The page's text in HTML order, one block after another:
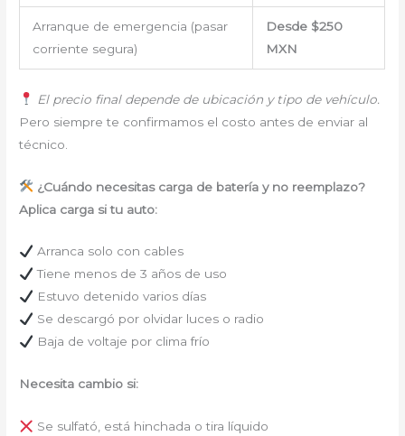
Arranque de emergencia (pasar
corriente segura)
Desde $250
MXN
El precio final depende de ubicación y tipo de vehículo.
Pero siempre te confirmamos el costo antes de enviar al
técnico.
¿Cuándo necesitas carga de batería y no reemplazo?
Aplica carga si tu auto:
Arranca solo con cables
Tiene menos de 3 años de uso
Estuvo detenido varios días
Se descargó por olvidar luces o radio
Baja de voltaje por clima frío
Necesita cambio si:
Se sulfató, está hinchada o tira líquido